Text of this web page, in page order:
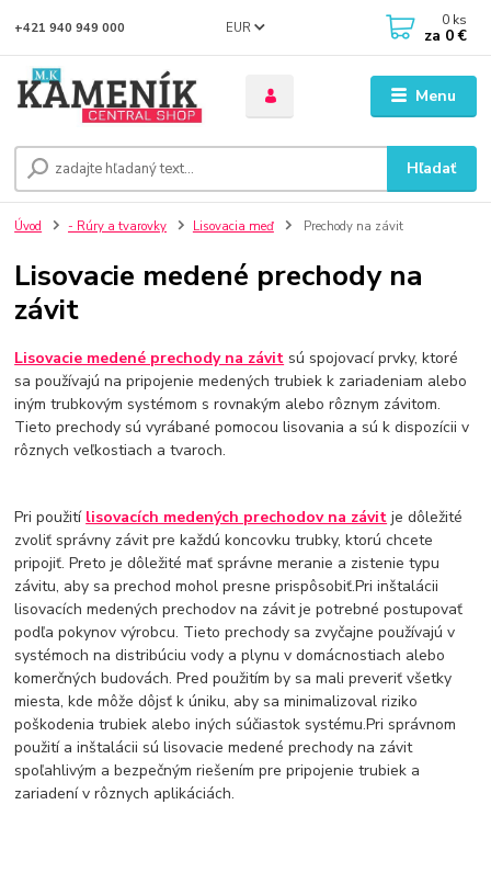
Menu
EUR
Hľadať
+421 940 949 000 0 ks
za 0 €
Úvod - Rúry a tvarovky Lisovacia meď Prechody na závit
Lisovacie medené prechody na
závit
Lisovacie medené prechody na závit sú spojovací prvky, ktoré
sa používajú na pripojenie medených trubiek k zariadeniam alebo
iným trubkovým systémom s rovnakým alebo rôznym závitom.
Tieto prechody sú vyrábané pomocou lisovania a sú k dispozícii v
rôznych veľkostiach a tvaroch.
Pri použití lisovacích medených prechodov na závit je dôležité
zvoliť správny závit pre každú koncovku trubky, ktorú chcete
pripojiť. Preto je dôležité mať správne meranie a zistenie typu
závitu, aby sa prechod mohol presne prispôsobiť.Pri inštalácii
lisovacích medených prechodov na závit je potrebné postupovať
podľa pokynov výrobcu. Tieto prechody sa zvyčajne používajú v
systémoch na distribúciu vody a plynu v domácnostiach alebo
komerčných budovách. Pred použitím by sa mali preveriť všetky
miesta, kde môže dôjsť k úniku, aby sa minimalizoval riziko
poškodenia trubiek alebo iných súčiastok systému.Pri správnom
použití a inštalácii sú lisovacie medené prechody na závit
spoľahlivým a bezpečným riešením pre pripojenie trubiek a
zariadení v rôznych aplikáciách.